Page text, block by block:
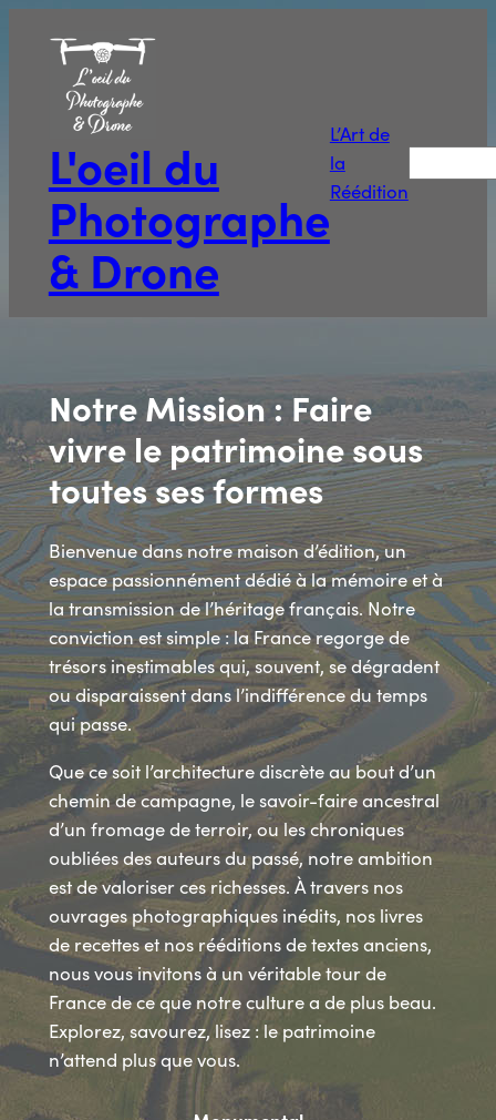
contenu
L'oeil du
Photographe
& Drone
L’Art de
la
Réédition
Notre Mission : Faire
vivre le patrimoine sous
toutes ses formes
Bienvenue dans notre maison d’édition, un
espace passionnément dédié à la mémoire et à
la transmission de l’héritage français. Notre
conviction est simple : la France regorge de
trésors inestimables qui, souvent, se dégradent
ou disparaissent dans l’indifférence du temps
qui passe.
Que ce soit l’architecture discrète au bout d’un
chemin de campagne, le savoir-faire ancestral
d’un fromage de terroir, ou les chroniques
oubliées des auteurs du passé, notre ambition
est de valoriser ces richesses. À travers nos
ouvrages photographiques inédits, nos livres
de recettes et nos rééditions de textes anciens,
nous vous invitons à un véritable tour de
France de ce que notre culture a de plus beau.
Explorez, savourez, lisez : le patrimoine
n’attend plus que vous.